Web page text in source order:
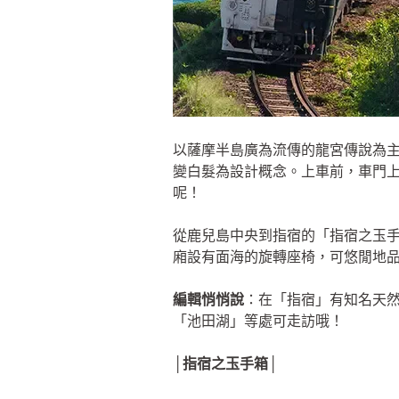
以薩摩半島廣為流傳的龍宮傳說為
變白髮為設計概念。上車前，車門
呢！
從鹿兒島中央到指宿的「指宿之玉
廂設有面海的旋轉座椅，可悠閒地
編輯悄悄說 ：在「指宿」有知名天
「池田湖」等處可走訪哦！
│指宿之玉手箱│